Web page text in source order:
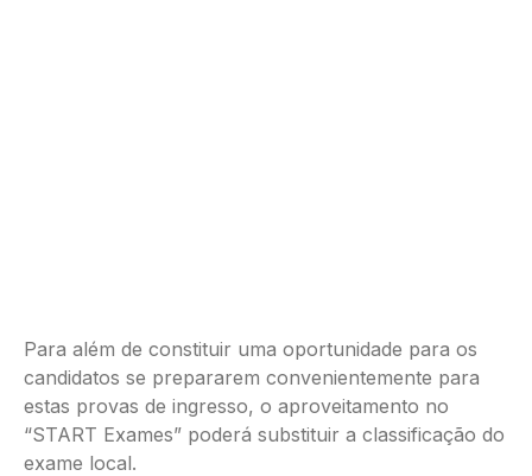
Para além de constituir uma oportunidade para os
candidatos se prepararem convenientemente para
estas provas de ingresso, o aproveitamento no
“START Exames” poderá substituir a classificação do
exame local.